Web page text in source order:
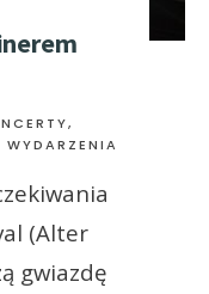
,
(Alter
gwiazdę